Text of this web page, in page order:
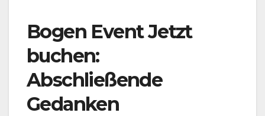
Bogen Event Jetzt
buchen:
Abschließende
Gedanken